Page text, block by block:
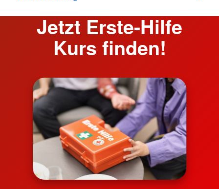
Jetzt Erste-Hilfe
Kurs finden!